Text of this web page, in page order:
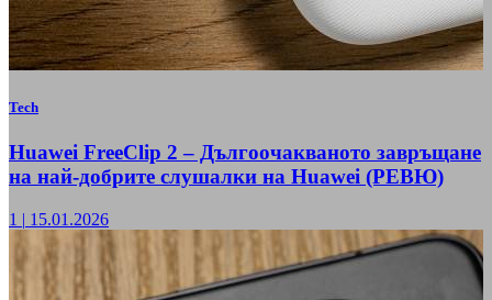
Tech
Huawei FreeClip 2 – Дългоочакваното завръщане
на най-добрите слушалки на Huawei (РЕВЮ)
1 | 15.01.2026